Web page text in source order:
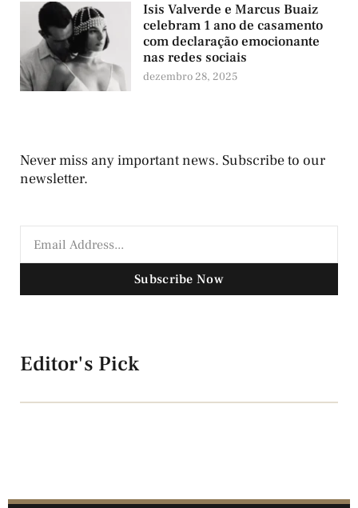
Isis Valverde e Marcus Buaiz
celebram 1 ano de casamento
com declaração emocionante
nas redes sociais
dezembro 28, 2025
Never miss any important news. Subscribe to our
newsletter.
Subscribe Now
Editor's Pick